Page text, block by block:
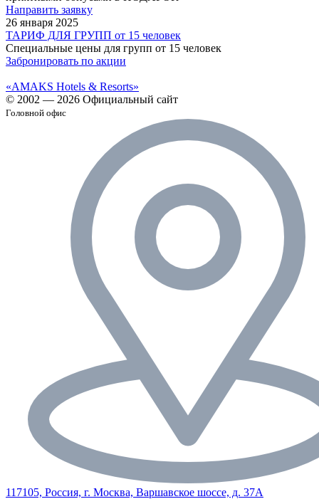
Направить заявку
26 января 2025
ТАРИФ ДЛЯ ГРУПП от 15 человек
Специальные цены для групп от 15 человек
Забронировать по акции
«AMAKS Hotels & Resorts»
© 2002 — 2026 Официальный сайт
Головной офис
117105, Россия, г. Москва, Варшавское шоссе, д. 37А